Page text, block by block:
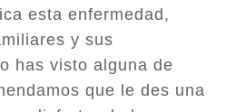
esta enfermedad,
y sus
has visto alguna de
que le des una